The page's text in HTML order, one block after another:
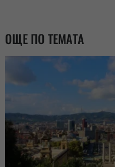
ОЩЕ ПО ТЕМАТА